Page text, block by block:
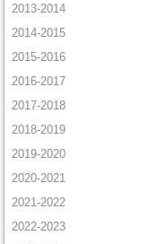
2013-2014
2014-2015
2015-2016
2016-2017
2017-2018
2018-2019
2019-2020
2020-2021
2021-2022
2022-2023